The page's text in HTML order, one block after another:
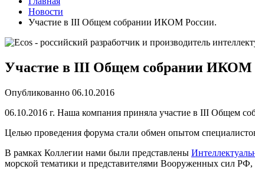
Новости
Участие в III Общем собрании ИКОМ России.
Участие в III Общем собрании ИКОМ
Опубликованно 06.10.2016
06.10.2016 г. Наша компания приняла участие в III Общем
Целью проведения форума стали обмен опытом
В рамках Коллегии нами были представлены
морской тематики и представителями Вооруженных сил РФ,